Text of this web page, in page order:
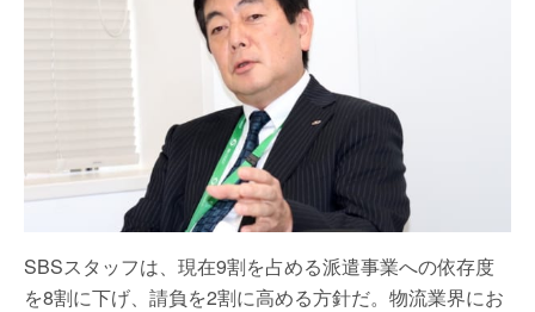
SBSスタッフは、現在9割を占める派遣事業への依存度
を8割に下げ、請負を2割に高める方針だ。物流業界にお